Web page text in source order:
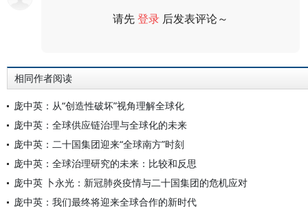
请先登录 后发表评论～
相同作者阅读
庞中英：从“创造性破坏”视角理解全球化
庞中英：全球供应链治理与全球化的未来
庞中英：二十国集团迎来“全球南方”时刻
庞中英：全球治理研究的未来：比较和反思
庞中英 卜永光：新冠肺炎疫情与二十国集团的危机应对
庞中英：我们最终将迎来全球合作的新时代